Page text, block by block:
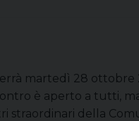
martedì 28 ottobre
è aperto a tutti,
straordinari della